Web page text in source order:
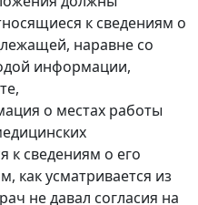
к сведениям о
наравне со
информации,
о местах работы
к сведениям о его
как усматривается из
не давал согласия на